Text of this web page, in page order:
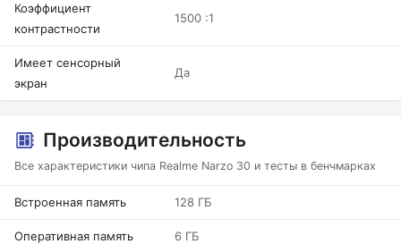
Коэффициент
контрастности
1500 :1
Имеет сенсорный
экран
Да
Производительность
Все характеристики чипа Realme Narzo 30 и тесты в бенчмарках
Встроенная память 128 ГБ
Оперативная память 6 ГБ